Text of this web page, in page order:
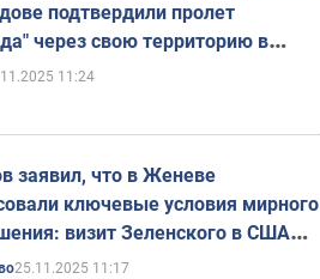
подтвердили пролет
через свою территорию в
11:24
заявил, что в Женеве
ключевые условия мирного
визит Зеленского в США
в ноябре
25.11.2025 11:17